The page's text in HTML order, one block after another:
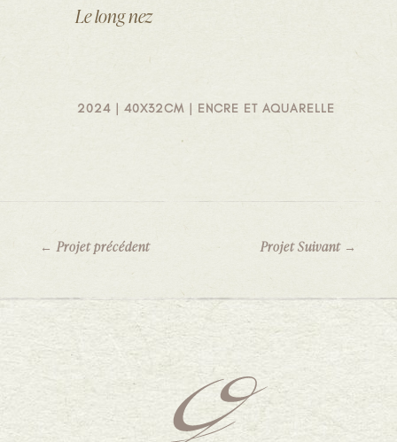
Le long nez
2024 | 40X32CM | ENCRE ET AQUARELLE
← Projet précédent Projet Suivant→